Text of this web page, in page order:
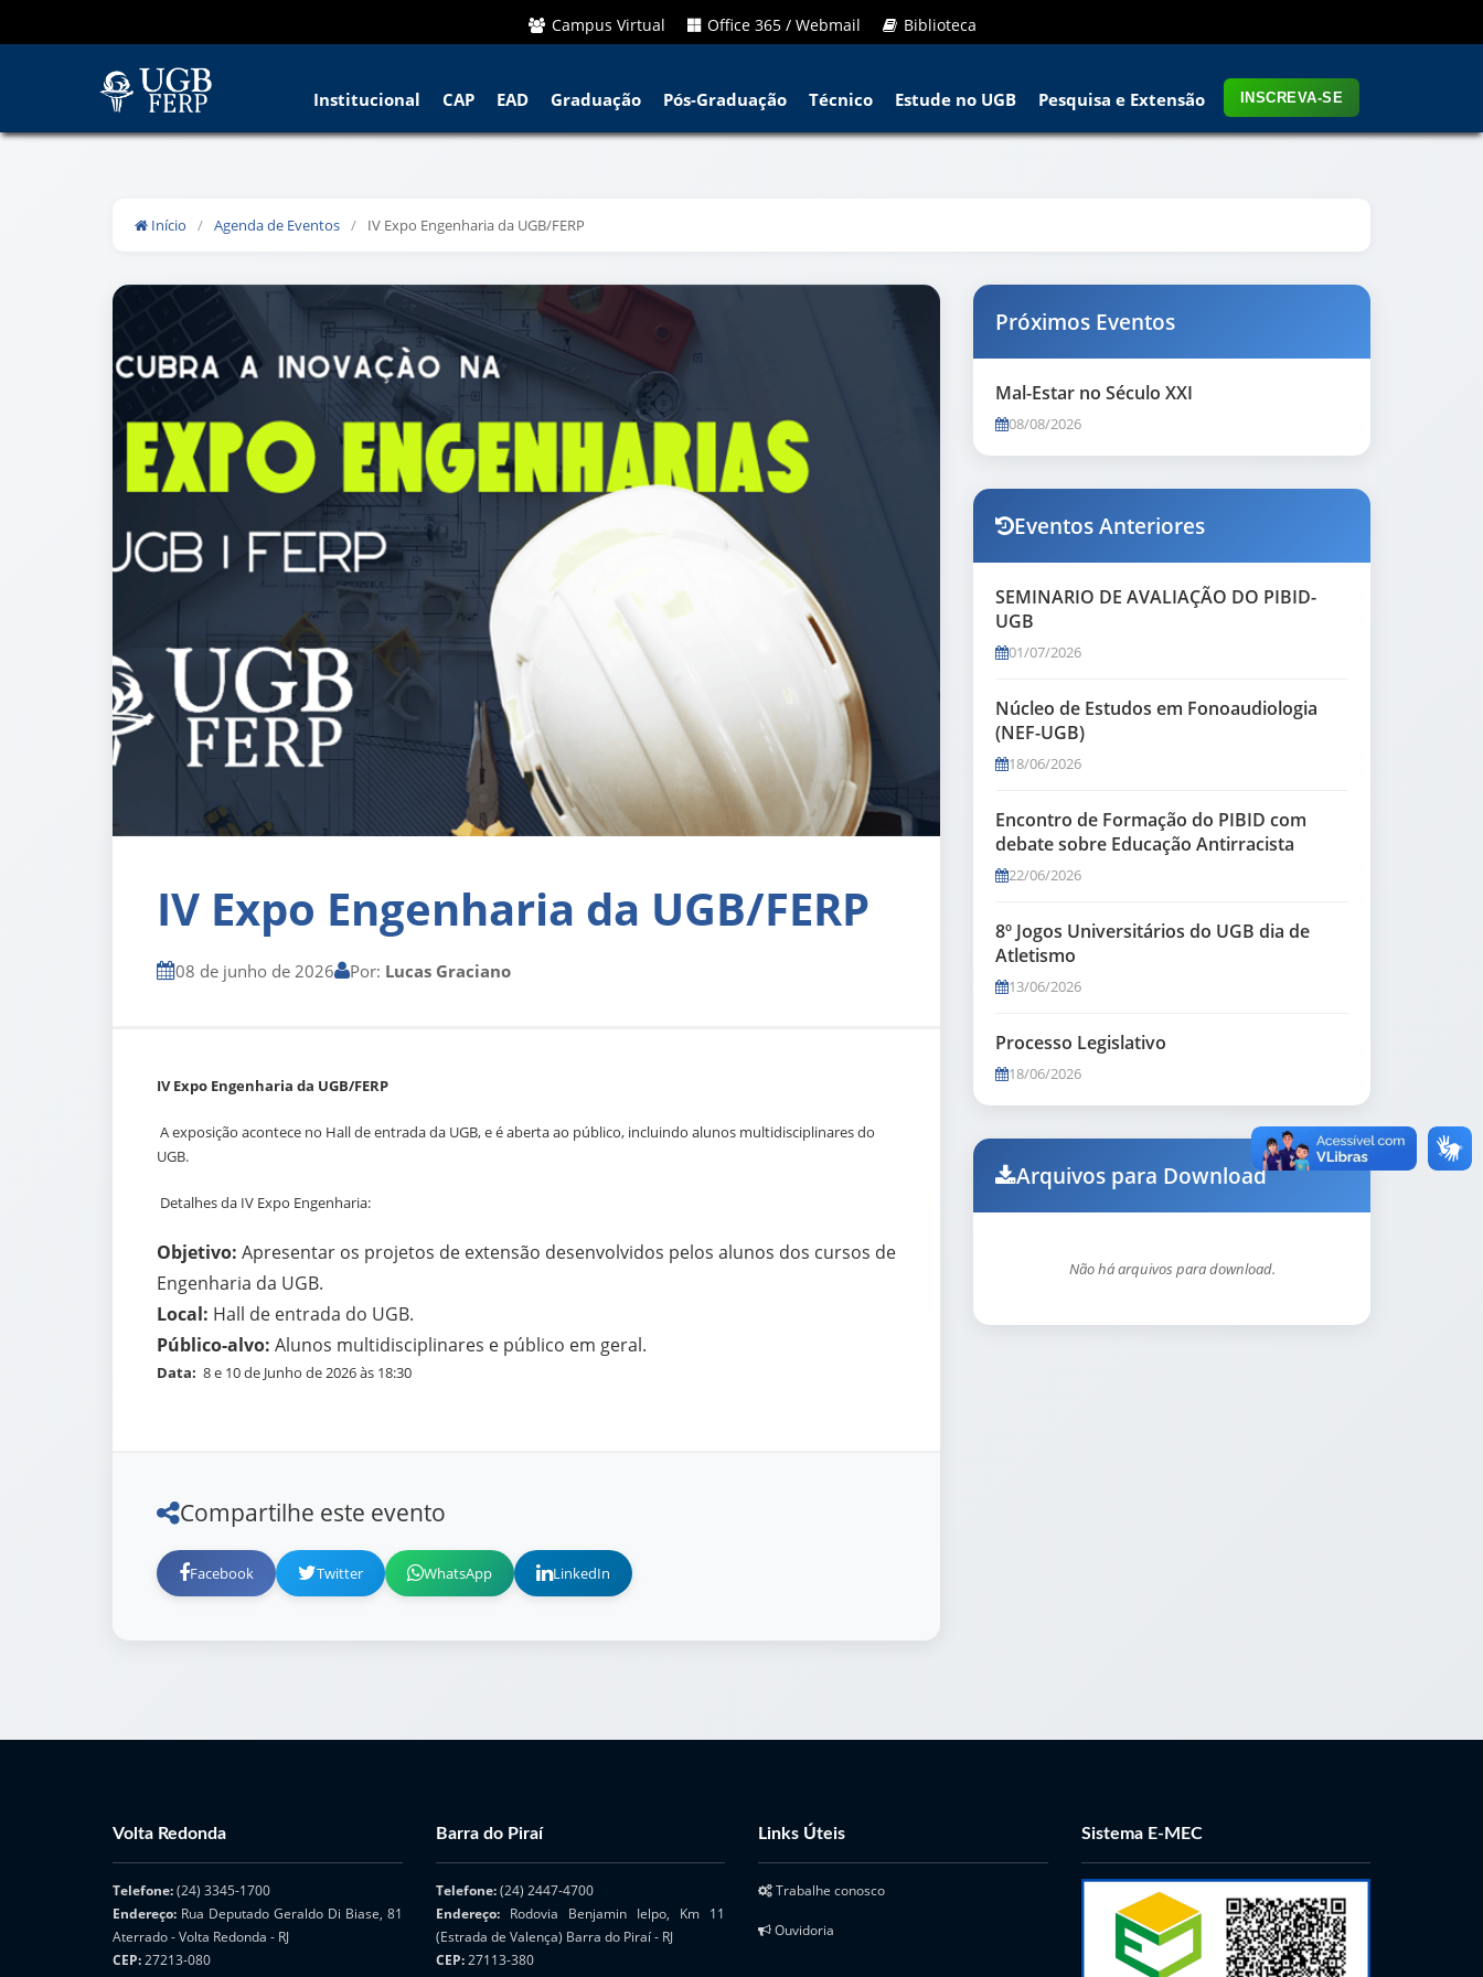
Campus Virtual Office 365 / Webmail Biblioteca
Institucional CAP EAD Graduação Pós-Graduação Técnico Estude no UGB Pesquisa e Extensão INSCREVA-SE
Início / Agenda de Eventos / IV Expo Engenharia da UGB/FERP
IV Expo Engenharia da UGB/FERP
08 de junho de 2026 Por: Lucas Graciano
IV Expo Engenharia da UGB/FERP
A exposição acontece no Hall de entrada da UGB, e é aberta ao público, incluindo alunos multidisciplinares do
UGB.
Detalhes da IV Expo Engenharia:
Objetivo: Apresentar os projetos de extensão desenvolvidos pelos alunos dos cursos de
Engenharia da UGB.
Local: Hall de entrada do UGB.
Público-alvo: Alunos multidisciplinares e público em geral.
Data: 8 e 10 de Junho de 2026 às 18:30
Compartilhe este evento
Facebook Twitter WhatsApp LinkedIn
Próximos Eventos
Mal-Estar no Século XXI
08/08/2026
Eventos Anteriores
SEMINARIO DE AVALIAÇÃO DO PIBID-
UGB
01/07/2026
Núcleo de Estudos em Fonoaudiologia
(NEF-UGB)
18/06/2026
Encontro de Formação do PIBID com
debate sobre Educação Antirracista
22/06/2026
8º Jogos Universitários do UGB dia de
Atletismo
13/06/2026
Processo Legislativo
18/06/2026
Arquivos para Download
Não há arquivos para download.
Volta Redonda
Telefone:(24) 3345-1700
Endereço: Rua Deputado Geraldo Di Biase, 81
Aterrado - Volta Redonda - RJ
CEP:27213-080
Barra do Piraí
Telefone:(24) 2447-4700
Endereço: Rodovia Benjamin Ielpo, Km 11
(Estrada de Valença) Barra do Piraí - RJ
CEP:27113-380
Links Úteis
Trabalhe conosco
Ouvidoria
Sistema E-MEC